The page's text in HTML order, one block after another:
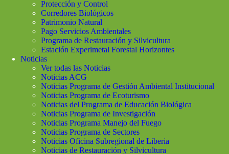
Protección y Control
Corredores Biológicos
Patrimonio Natural
Pago Servicios Ambientales
Programa de Restauración y Silvicultura
Estación Experimetal Forestal Horizontes
Noticias
Ver todas las Noticias
Noticias ACG
Noticias Programa de Gestión Ambiental Institucional
Noticias Programa de Ecoturismo
Noticias del Programa de Educación Biológica
Noticias Programa de Investigación
Noticias Programa Manejo del Fuego
Noticias Programa de Sectores
Noticias Oficina Subregional de Liberia
Noticias de Restauración y Silvicultura